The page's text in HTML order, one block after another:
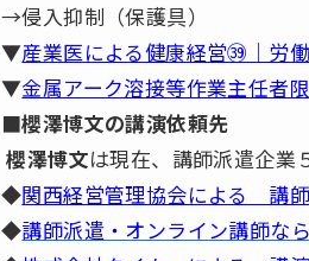
→侵入抑制（保護具）
▼産業医による健康経営㊴｜労
▼金属アーク溶接等作業主任者
■櫻澤博文の講演依頼先
櫻澤博文は現在、講師派遣企業
◆関西経営管理協会による 講
◆講師派遣・オンライン講師な